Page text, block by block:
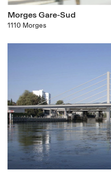
Morges Gare-Sud
1110 Morges